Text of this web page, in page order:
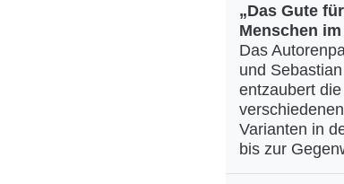
„Das Gute
Menschen im
Das
und
entzaubert die
Varianten in
bis zur